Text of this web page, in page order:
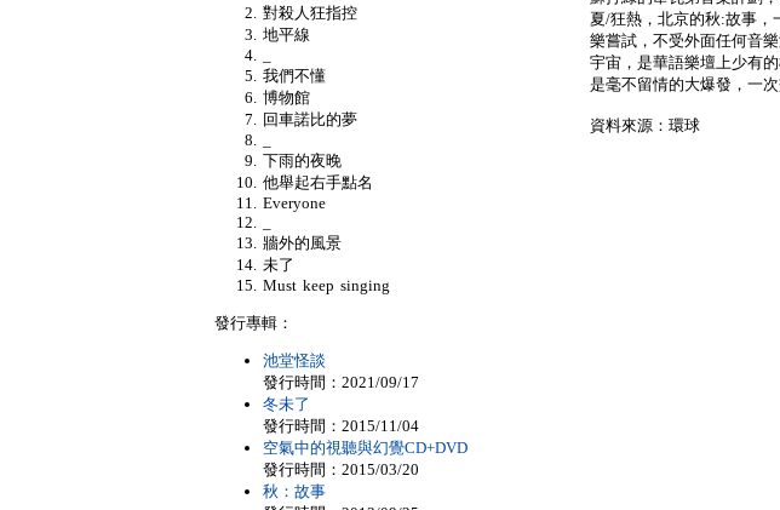
夏/狂熱，北京的秋:故事，
樂嘗試，不受外面任何音
宇宙，是華語樂壇上少有
是毫不留情的大爆發，一
資料來源：環球
對殺人狂指控
地平線
我們不懂
博物館
回車諾比的夢
下雨的夜晚
他舉起右手點名
Everyone
牆外的風景
未了
Must keep singing
發行專輯：
池堂怪談
發行時間：2021/09/17
冬未了
發行時間：2015/11/04
空氣中的視聽與幻覺CD+DVD
發行時間：2015/03/20
秋：故事